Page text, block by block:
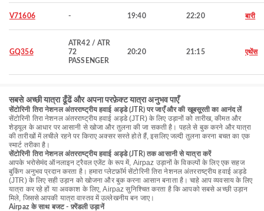
V71606 - 19:40 22:20 बारी
GQ356
ATR42 / ATR
72
PASSENGER
20:20 21:15 एथेंस
सबसे अच्छी यात्रा ढूँढें और अपना परफ़ेक्ट यात्रा अनुभव पाएँ
सेंटोरिनी तिरा नेशनल अंतरराष्ट्रीय हवाई अड्डे (JTR) पर जाएँ और की खूबसूरती का आनंद लें
सेंटोरिनी तिरा नेशनल अंतरराष्ट्रीय हवाई अड्डे (JTR) के लिए उड़ानों को तारीख, कीमत और
शेड्यूल के आधार पर आसानी से खोजा और तुलना की जा सकती है। पहले से बुक करने और यात्रा
की तारीखों में लचीले रहने पर किराए अक्सर सस्ते होते हैं, इसलिए जल्दी तुलना करना बचत का एक
स्मार्ट तरीका है।
सेंटोरिनी तिरा नेशनल अंतरराष्ट्रीय हवाई अड्डे (JTR) तक आसानी से यात्रा करें
आपके भरोसेमंद ऑनलाइन ट्रैवल एजेंट के रूप में, Airpaz उड़ानों के विकल्पों के लिए एक सहज
बुकिंग अनुभव प्रदान करता है। हमारा प्लेटफ़ॉर्म सेंटोरिनी तिरा नेशनल अंतरराष्ट्रीय हवाई अड्डे
(JTR) के लिए सही उड़ान को खोजना और बुक करना आसान बनाता है। चाहे आप व्यवसाय के लिए
यात्रा कर रहे हों या अवकाश के लिए, Airpaz सुनिश्चित करता है कि आपको सबसे अच्छी उड़ान
मिले, जिससे आपकी यात्रा वास्तव में उल्लेखनीय बन जाए।
Airpaz के साथ बजट - फ़्रेंडली उड़ानें